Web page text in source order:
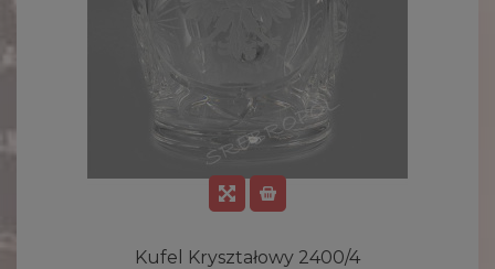
Kufel Kryształowy 2400/4